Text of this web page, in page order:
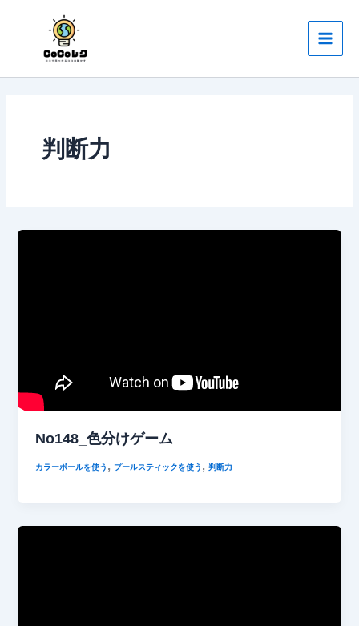
判断力
No148_色分けゲーム
カラーボールを使う , プールスティックを使う ,判断力